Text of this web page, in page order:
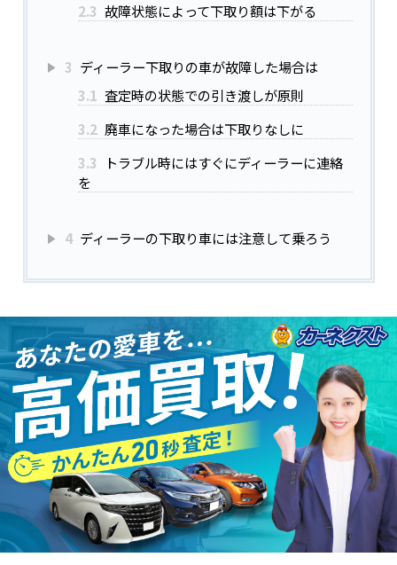
2.3 故障状態によって下取り額は下がる
3 ディーラー下取りの車が故障した場合は
3.1 査定時の状態での引き渡しが原則
3.2 廃車になった場合は下取りなしに
3.3
トラブル時にはすぐにディーラーに連絡
を
4 ディーラーの下取り車には注意して乗ろう